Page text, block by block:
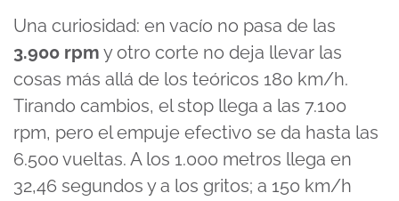
Una curiosidad: en vacío no pasa de las
3.900 rpm y otro corte no deja llevar las
cosas más allá de los teóricos 180 km/h.
Tirando cambios, el stop llega a las 7.100
rpm, pero el empuje efectivo se da hasta las
6.500 vueltas. A los 1.000 metros llega en
32,46 segundos y a los gritos; a 150 km/h